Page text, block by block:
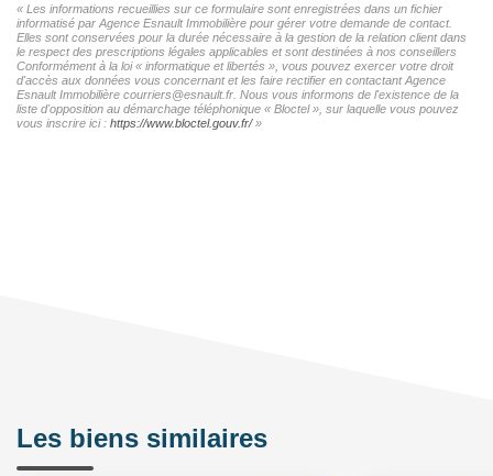
« Les informations recueillies sur ce formulaire sont enregistrées dans un fichier
informatisé par Agence Esnault Immobilière pour gérer votre demande de contact.
Elles sont conservées pour la durée nécessaire à la gestion de la relation client dans
le respect des prescriptions légales applicables et sont destinées à nos conseillers
Conformément à la loi « informatique et libertés », vous pouvez exercer votre droit
d'accès aux données vous concernant et les faire rectifier en contactant Agence
Esnault Immobilière courriers@esnault.fr. Nous vous informons de l'existence de la
liste d'opposition au démarchage téléphonique « Bloctel », sur laquelle vous pouvez
vous inscrire ici : https://www.bloctel.gouv.fr/»
Les biens similaires